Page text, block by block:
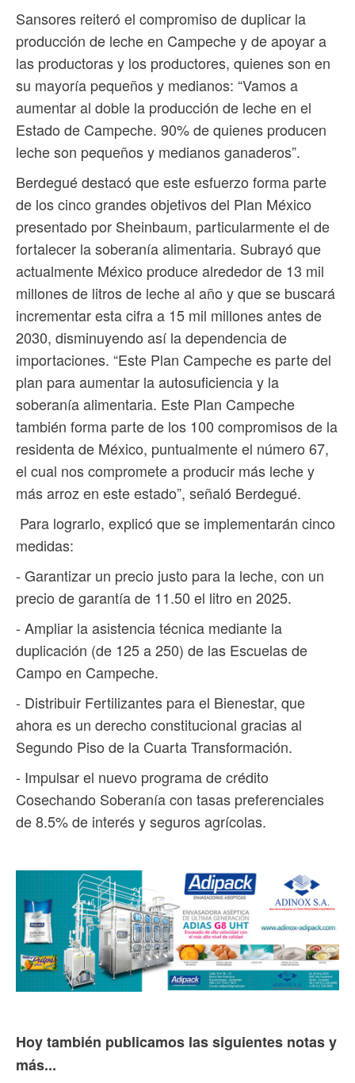
Sansores reiteró el compromiso de duplicar la
producción de leche en Campeche y de apoyar a
las productoras y los productores, quienes son en
su mayoría pequeños y medianos: “Vamos a
aumentar al doble la producción de leche en el
Estado de Campeche. 90% de quienes producen
leche son pequeños y medianos ganaderos”.
Berdegué destacó que este esfuerzo forma parte
de los cinco grandes objetivos del Plan México
presentado por Sheinbaum, particularmente el de
fortalecer la soberanía alimentaria. Subrayó que
actualmente México produce alrededor de 13 mil
millones de litros de leche al año y que se buscará
incrementar esta cifra a 15 mil millones antes de
2030, disminuyendo así la dependencia de
importaciones. “Este Plan Campeche es parte del
plan para aumentar la autosuficiencia y la
soberanía alimentaria. Este Plan Campeche
también forma parte de los 100 compromisos de la
residenta de México, puntualmente el número 67,
el cual nos compromete a producir más leche y
más arroz en este estado”, señaló Berdegué.
Para lograrlo, explicó que se implementarán cinco
medidas:
- Garantizar un precio justo para la leche, con un
precio de garantía de 11.50 el litro en 2025.
- Ampliar la asistencia técnica mediante la
duplicación (de 125 a 250) de las Escuelas de
Campo en Campeche.
- Distribuir Fertilizantes para el Bienestar, que
ahora es un derecho constitucional gracias al
Segundo Piso de la Cuarta Transformación.
- Impulsar el nuevo programa de crédito
Cosechando Soberanía con tasas preferenciales
de 8.5% de interés y seguros agrícolas.
Hoy también publicamos las siguientes notas y
más...